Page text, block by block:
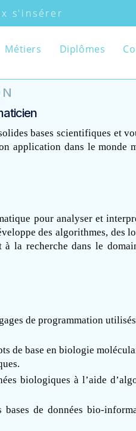
s'insérer
Métiers Diplômes
bases scientifiques et
application dans le monde
pour analyser et
des algorithmes, des
la recherche dans le
de programmation
de base en biologie
biologiques à l’aide
de données bio-